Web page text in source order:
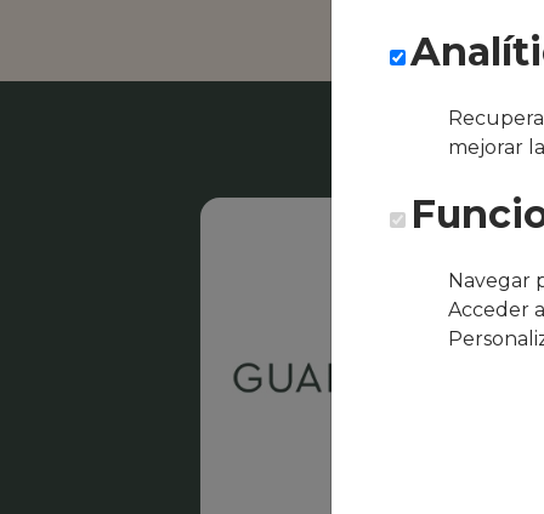
mejorar
Navegar
Acceder